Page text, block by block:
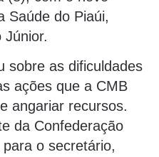
Saúde do Piaúi,
Júnior.
sobre as dificuldades
ações que a CMB
angariar recursos.
da Confederação
o secretário,